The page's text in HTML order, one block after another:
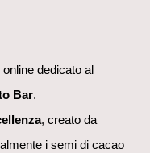
dedicato al
Bar.
, creato da
i semi di cacao